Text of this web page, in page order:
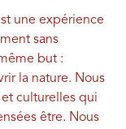
une expérience
sans
but :
la nature. Nous
culturelles qui
être. Nous